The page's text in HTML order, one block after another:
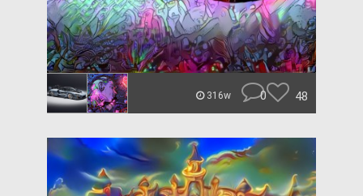
316w 0 48